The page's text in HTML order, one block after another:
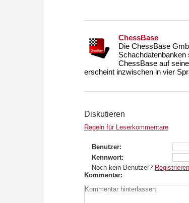
ChessBase
Die ChessBase
Schachdatenbanken
ChessBase auf
erscheint inzwischen in vier
Diskutieren
Regeln für Leserkommentare
Benutzer
Kennwort
Noch kein Benutzer? Registrieren
Kommentar